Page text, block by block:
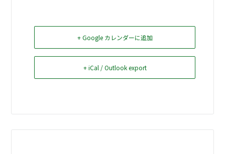
Select Language▼
+ Google カレンダーに追加
+ iCal / Outlook export